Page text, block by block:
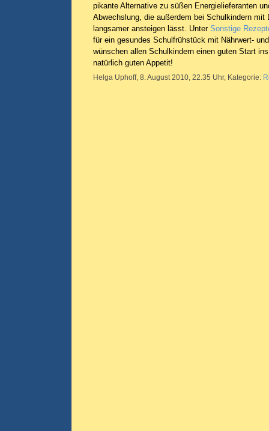
pikante Alternative zu süßen Energielieferanten
Abwechslung, die außerdem bei Schulkindern mit
langsamer ansteigen lässt. Unter Sonstige
für ein gesundes Schulfrühstück mit Nährwert-
wünschen allen Schulkindern einen guten Start
natürlich guten Appetit!
Helga Uphoff, 8. August 2010, 22.35 Uhr, Kategorie: